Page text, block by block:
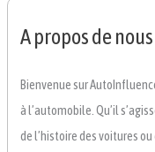
A propos de
Bienvenue sur
à l’automobile. Qu’il
de l’histoire des voitures